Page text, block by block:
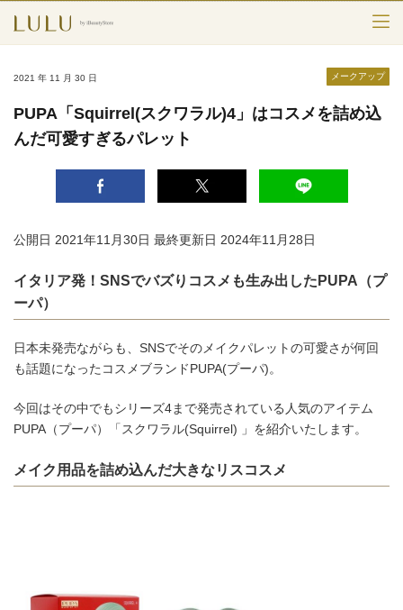
スキンケア
ボディ＆ヘア
ライフスタイル
検索
2021 年 11 月 30 日 メークアップ
PUPA「Squirrel(スクワラル)4」はコスメを詰め込
んだ可愛すぎるパレット
公開日 2021年11月30日 最終更新日 2024年11月28日
イタリア発！SNSでバズりコスメも生み出したPUPA（プ
ーパ）
日本未発売ながらも、SNSでそのメイクパレットの可愛さが何回
も話題になったコスメブランドPUPA(プーパ)。
今回はその中でもシリーズ4まで発売されている人気のアイテム
PUPA（プーパ）「スクワラル(Squirrel) 」を紹介いたします。
メイク用品を詰め込んだ大きなリスコスメ